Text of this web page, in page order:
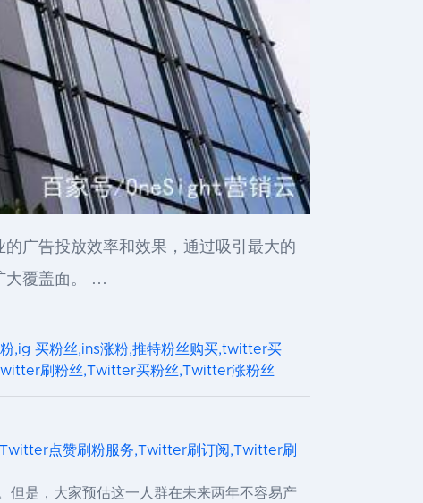
广告投放效率和效果，通过吸引最大的
大覆盖面。 …
,ig 买粉丝,ins涨粉,推特粉丝购买,twitter买
刷粉丝,Twitter买粉丝,Twitter涨粉丝
点赞刷粉服务,Twitter刷订阅,Twitter刷
但是，大家预估这一人群在未来两年不容易产